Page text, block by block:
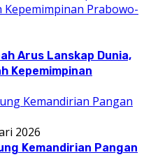
Arus Lanskap Dunia,
Kepemimpinan
2026
Kemandirian Pangan